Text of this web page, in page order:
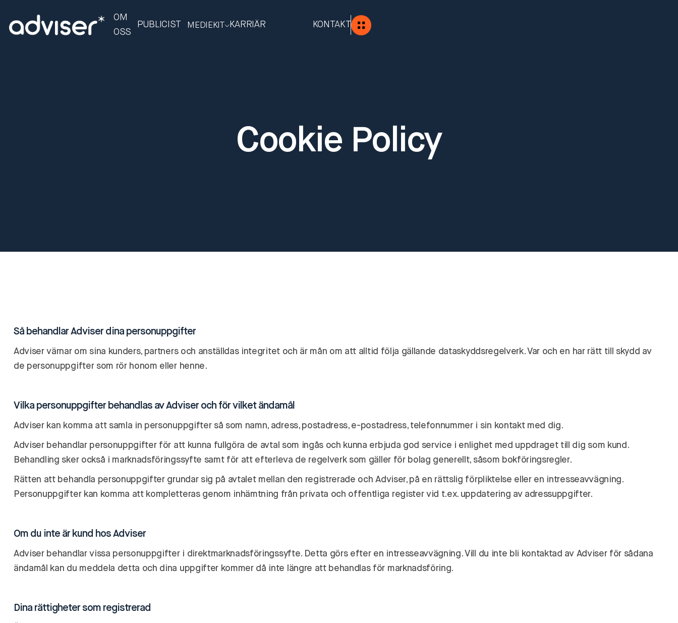
OM
OSS
PUBLICIST MEDIEKIT KARRIÄR KONTAKT
Cookie Policy
Så behandlar Adviser dina personuppgifter
Adviser värnar om sina kunders, partners och anställdas integritet och är mån om att alltid följa gällande dataskyddsregelverk. Var och en har rätt till skydd av
de personuppgifter som rör honom eller henne.
Vilka personuppgifter behandlas av Adviser och för vilket ändamål
Adviser kan komma att samla in personuppgifter så som namn, adress, postadress, e-postadress, telefonnummer i sin kontakt med dig.
Adviser behandlar personuppgifter för att kunna fullgöra de avtal som ingås och kunna erbjuda god service i enlighet med uppdraget till dig som kund.
Behandling sker också i marknadsföringssyfte samt för att efterleva de regelverk som gäller för bolag generellt, såsom bokföringsregler.
Rätten att behandla personuppgifter grundar sig på avtalet mellan den registrerade och Adviser, på en rättslig förpliktelse eller en intresseavvägning.
Personuppgifter kan komma att kompletteras genom inhämtning från privata och offentliga register vid t.ex. uppdatering av adressuppgifter.
Om du inte är kund hos Adviser
Adviser behandlar vissa personuppgifter i direktmarknadsföringssyfte. Detta görs efter en intresseavvägning. Vill du inte bli kontaktad av Adviser för sådana
ändamål kan du meddela detta och dina uppgifter kommer då inte längre att behandlas för marknadsföring.
Dina rättigheter som registrerad